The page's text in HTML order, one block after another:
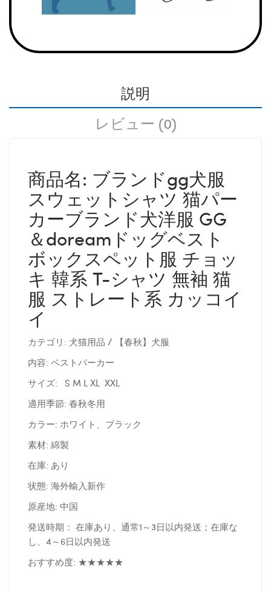
説明
レビュー (0)
商品名: ブランドgg犬服
スウェットシャツ 猫パー
カーブランド犬洋服 GG
＆doreamドッグベスト
ボックスペット服 チョッ
キ 韓系 T-シャツ 無袖 猫
服 ストレート系 カッコイ
イ
カテゴリ: 犬猫用品 / 【春秋】犬服
内容: ベストパーカー
サイズ: S M L XL XXL
適用季節: 春秋冬用
カラー: ホワイト、ブラック
素材: 綿製
在庫: あり
状態: 海外輸入新作
原産地: 中国
発送時期： 在庫あり、通常1～3日以内発送；在庫な
し、4～6日以内発送
おすすめ度: ★★★★★